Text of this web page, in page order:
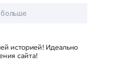
историей! Идеально
сайта!
больше